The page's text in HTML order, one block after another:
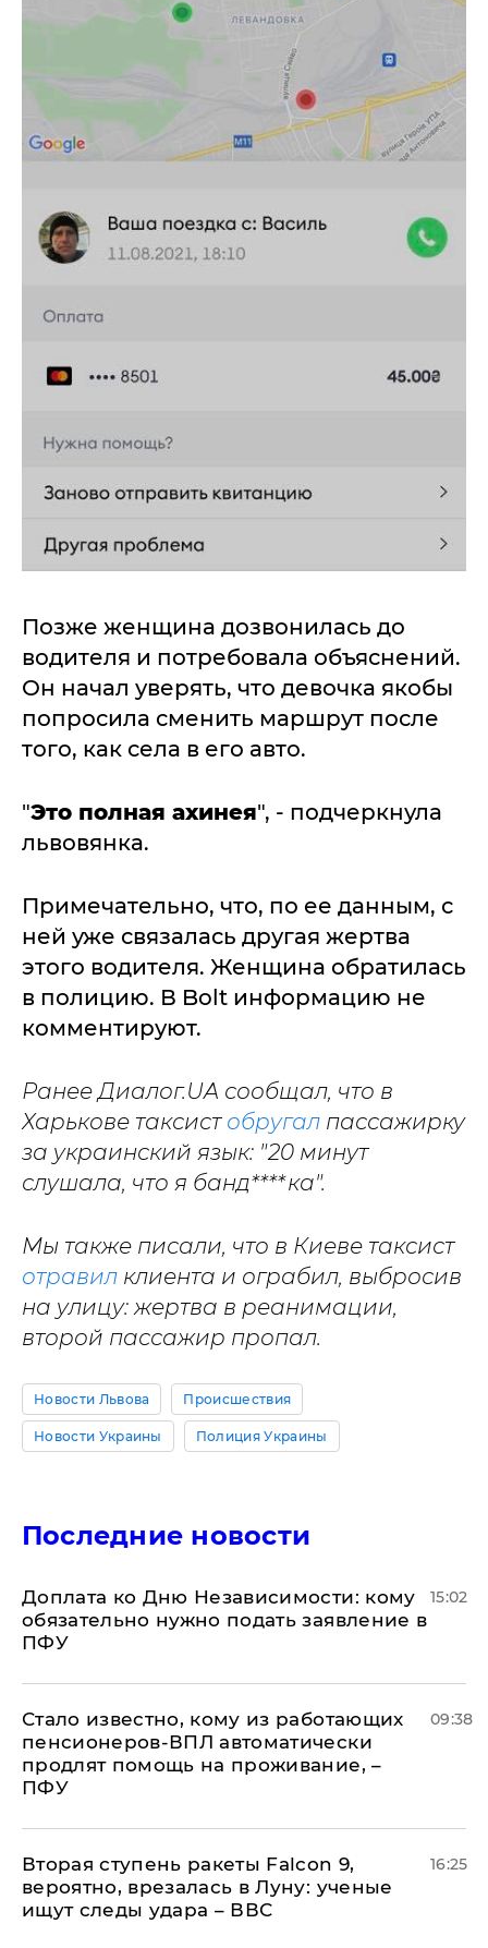
Позже женщина дозвонилась до
водителя и потребовала объяснений.
Он начал уверять, что девочка якобы
попросила сменить маршрут после
того, как села в его авто.
"Это полная ахинея", - подчеркнула
львовянка.
Примечательно, что, по ее данным, с
ней уже связалась другая жертва
этого водителя. Женщина обратилась
в полицию. В Bolt информацию не
комментируют.
Ранее Диалог.UA сообщал, что в
Харькове таксист обругал пассажирку
за украинский язык: "20 минут
слушала, что я банд****ка".
Мы также писали, что в Киеве таксист
отравил клиента и ограбил, выбросив
на улицу: жертва в реанимации,
второй пассажир пропал.
Новости Львова Происшествия
Новости Украины Полиция Украины
Последние новости
Доплата ко Дню Независимости: кому
обязательно нужно подать заявление в
ПФУ
15:02
Стало известно, кому из работающих
пенсионеров-ВПЛ автоматически
продлят помощь на проживание, –
ПФУ
09:38
Вторая ступень ракеты Falcon 9,
вероятно, врезалась в Луну: ученые
ищут следы удара – ВВС
16:25